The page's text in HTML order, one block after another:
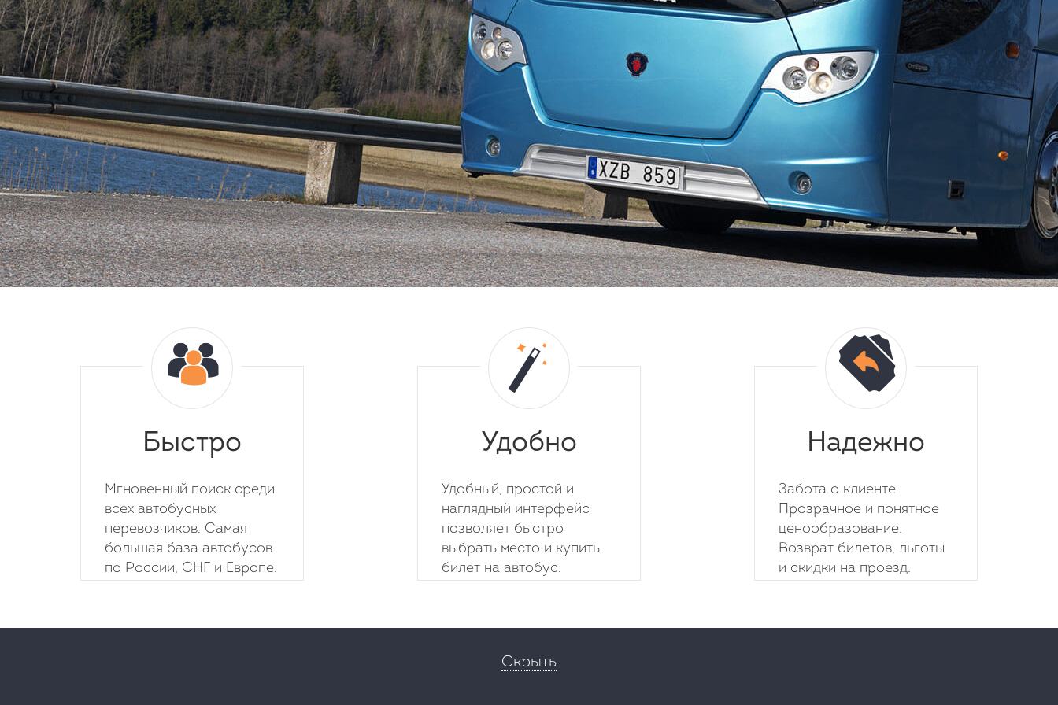
Быстро
Мгновенный поиск среди
всех автобусных
перевозчиков. Самая
большая база автобусов
по России, СНГ и Европе.
Удобно
Удобный, простой и
наглядный интерфейс
позволяет быстро
выбрать место и купить
билет на автобус.
Надежно
Забота о клиенте.
Прозрачное и понятное
ценообразование.
Возврат билетов, льготы
и скидки на проезд.
Скрыть